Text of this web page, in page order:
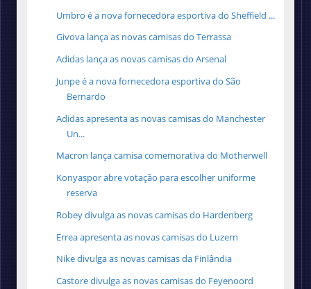
Umbro é a nova fornecedora esportiva do Sheffield ...
Givova lança as novas camisas do Terrassa
Adidas lança as novas camisas do Arsenal
Junpe é a nova fornecedora esportiva do São
Bernardo
Adidas apresenta as novas camisas do Manchester
Un...
Macron lança camisa comemorativa do Motherwell
Konyaspor abre votação para escolher uniforme
reserva
Robey divulga as novas camisas do Hardenberg
Errea apresenta as novas camisas do Luzern
Nike divulga as novas camisas da Finlândia
Castore divulga as novas camisas do Feyenoord